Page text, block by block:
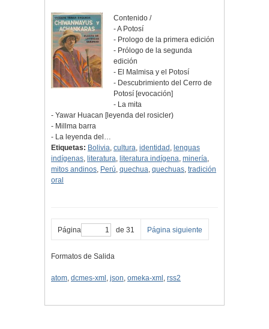
Contenido /
- A Potosí
- Prologo de la primera edición
- Prólogo de la segunda
edición
- El Malmisa y el Potosí
- Descubrimiento del Cerro de
Potosí [evocación]
- La mita
- Yawar Huacan [leyenda del rosicler)
- Millma barra
- La leyenda del…
Etiquetas: Bolivia, cultura, identidad , lenguas
indígenas, literatura, literatura indígena, minería,
mitos andinos, Perú, quechua, quechuas, tradición
oral
Página de 31 Página siguiente
Formatos de Salida
atom, dcmes-xml , json, omeka-xml , rss2